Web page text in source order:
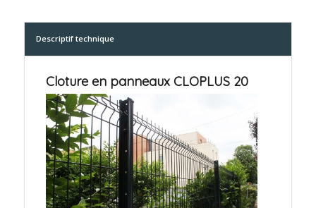
Descriptif technique
Cloture en panneaux CLOPLUS 20